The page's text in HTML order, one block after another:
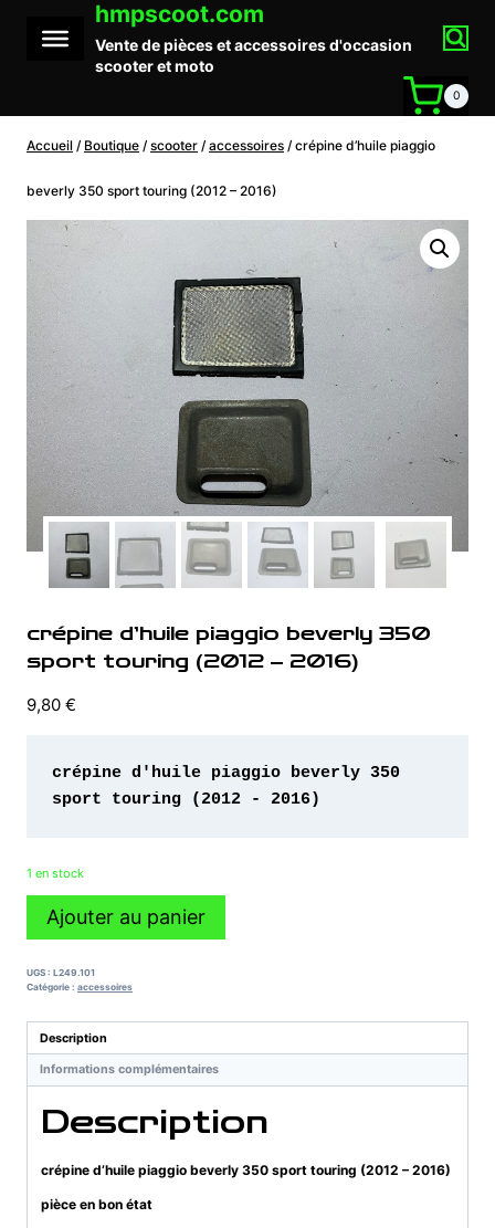
contenu
hmpscoot.com
Vente de pièces et accessoires d'occasion
scooter et moto
0
Accueil / Boutique / scooter / accessoires / crépine d’huile piaggio
beverly 350 sport touring (2012 – 2016)
crépine d’huile piaggio beverly 350
sport touring (2012 – 2016)
9,80 €
crépine d'huile piaggio beverly 350
sport touring (2012 - 2016)
1 en stock
quantité
d'huile
piaggio
350
sport
touring
2016)
Ajouter au panier
UGS : L249.101
Catégorie : accessoires
Description
Informations complémentaires
Description
crépine d’huile piaggio beverly 350 sport touring (2012 – 2016)
pièce en bon état